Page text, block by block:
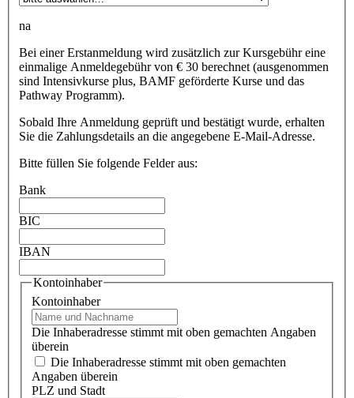
na
Bei einer Erstanmeldung wird zusätzlich zur Kursgebühr eine
einmalige Anmeldegebühr von € 30 berechnet (ausgenommen
sind Intensivkurse plus, BAMF geförderte Kurse und das
Pathway Programm).
Sobald Ihre Anmeldung geprüft und bestätigt wurde, erhalten
Sie die Zahlungsdetails an die angegebene E-Mail-Adresse.
Bitte füllen Sie folgende Felder aus:
Bank
BIC
IBAN
Kontoinhaber
Kontoinhaber
Die Inhaberadresse stimmt mit oben gemachten Angaben
überein
Die Inhaberadresse stimmt mit oben gemachten
Angaben überein
PLZ und Stadt